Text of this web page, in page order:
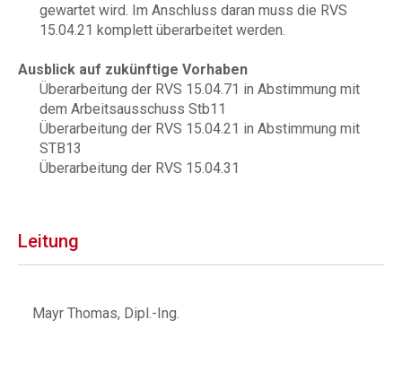
gewartet wird. Im Anschluss daran muss die RVS
15.04.21 komplett überarbeitet werden.
Ausblick auf zukünftige Vorhaben
Überarbeitung der RVS 15.04.71 in Abstimmung mit
dem Arbeitsausschuss Stb11
Überarbeitung der RVS 15.04.21 in Abstimmung mit
STB13
Überarbeitung der RVS 15.04.31
Leitung
Mayr Thomas, Dipl.-Ing.